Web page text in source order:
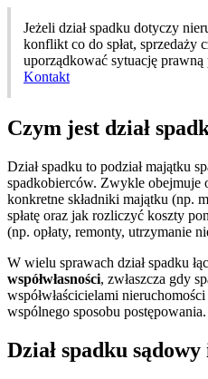
Jeżeli dział spadku dotyczy
konflikt co do spłat, sprzedaży
uporządkować sytuację
Kontakt
Czym jest dział
Dział spadku to podział majątku
spadkobierców. Zwykle obejmuje
konkretne składniki majątku (np.
spłatę oraz jak rozliczyć koszty
(np. opłaty, remonty, utrzymanie
W wielu sprawach dział spadku
współwłasności, zwłaszcza gdy
współwłaścicielami
wspólnego sposobu postępowania.
Dział spadku